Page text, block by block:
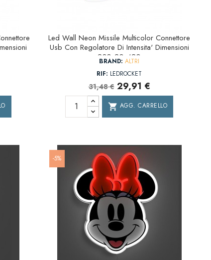
Led Wall Neon Missile Multicolor Connettore
Usb Con Regolatore Di Intensita' Dimensioni
230x20x420
BRAND: ALTRI
RIF: LEDROCKET
31,48 € 29,91 €
shopping_cart AGG. CARRELLO
-5%